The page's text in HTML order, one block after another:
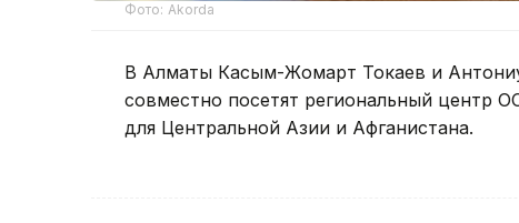
Фото: Akorda
В Алматы Касым-Жомарт Токаев и
совместно посетят региональный центр
для Центральной Азии и Афганистана.